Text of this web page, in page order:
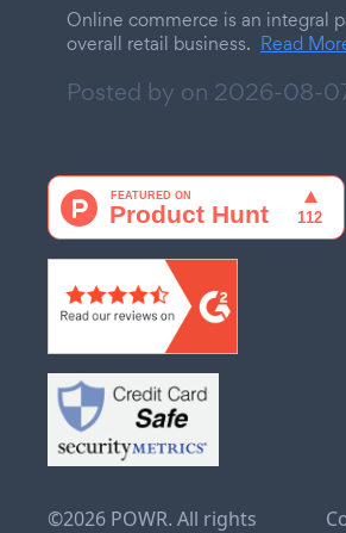
Online commerce is an integral
overall retail business. Read
Posted by on 2026-08-
©2026 POWR. All rights